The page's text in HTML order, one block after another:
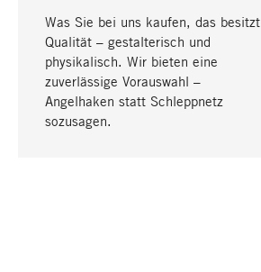
Was Sie bei uns kaufen, das besitzt
Qualität – gestalterisch und
physikalisch. Wir bieten eine
zuverlässige Vorauswahl –
Angelhaken statt Schleppnetz
sozusagen.